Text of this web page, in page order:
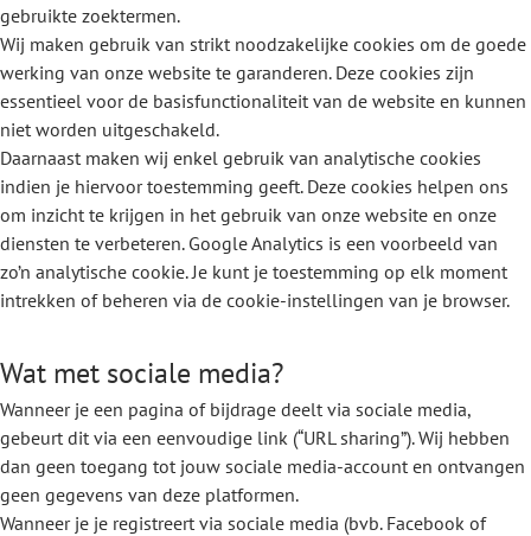
gebruikte zoektermen.
Wij maken gebruik van strikt noodzakelijke cookies om de goede
werking van onze website te garanderen. Deze cookies zijn
essentieel voor de basisfunctionaliteit van de website en kunnen
niet worden uitgeschakeld.
Daarnaast maken wij enkel gebruik van analytische cookies
indien je hiervoor toestemming geeft. Deze cookies helpen ons
om inzicht te krijgen in het gebruik van onze website en onze
diensten te verbeteren. Google Analytics is een voorbeeld van
zo’n analytische cookie. Je kunt je toestemming op elk moment
intrekken of beheren via de cookie-instellingen van je browser.
Wat met sociale media?
Wanneer je een pagina of bijdrage deelt via sociale media,
gebeurt dit via een eenvoudige link (“URL sharing”). Wij hebben
dan geen toegang tot jouw sociale media-account en ontvangen
geen gegevens van deze platformen.
Wanneer je je registreert via sociale media (bvb. Facebook of